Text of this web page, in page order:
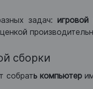
задач:
сборки
собрать компьютер